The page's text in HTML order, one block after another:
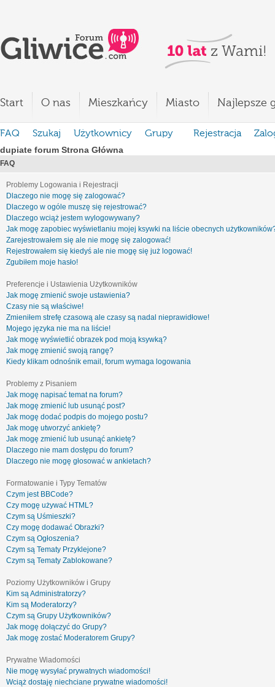
Start O nas Mieszkańcy Miasto Najlepsze
FAQ Szukaj Użytkownicy Grupy Rejestracja
dupiate forum Strona Główna
FAQ
Problemy Logowania i Rejestracji
Dlaczego nie mogę się zalogować?
Dlaczego w ogóle muszę się rejestrować?
Dlaczego wciąż jestem wylogowywany?
Jak mogę zapobiec wyświetlaniu mojej ksywki na liście obecnych
Zarejestrowałem się ale nie mogę się zalogować!
Rejestrowałem się kiedyś ale nie mogę się już logować!
Zgubiłem moje hasło!
Preferencje i Ustawienia Użytkowników
Jak mogę zmienić swoje ustawienia?
Czasy nie są właściwe!
Zmieniłem strefę czasową ale czasy są nadal nieprawidłowe!
Mojego języka nie ma na liście!
Jak mogę wyświetlić obrazek pod moją ksywką?
Jak mogę zmienić swoją rangę?
Kiedy klikam odnośnik email, forum wymaga logowania
Problemy z Pisaniem
Jak mogę napisać temat na forum?
Jak mogę zmienić lub usunąć post?
Jak mogę dodać podpis do mojego postu?
Jak mogę utworzyć ankietę?
Jak mogę zmienić lub usunąć ankietę?
Dlaczego nie mam dostępu do forum?
Dlaczego nie mogę głosować w ankietach?
Formatowanie i Typy Tematów
Czym jest BBCode?
Czy mogę używać HTML?
Czym są Uśmieszki?
Czy mogę dodawać Obrazki?
Czym są Ogłoszenia?
Czym są Tematy Przyklejone?
Czym są Tematy Zablokowane?
Poziomy Użytkowników i Grupy
Kim są Administratorzy?
Kim są Moderatorzy?
Czym są Grupy Użytkowników?
Jak mogę dołączyć do Grupy?
Jak mogę zostać Moderatorem Grupy?
Prywatne Wiadomości
Nie mogę wysyłać prywatnych wiadomości!
Wciąż dostaję niechciane prywatne wiadomości!